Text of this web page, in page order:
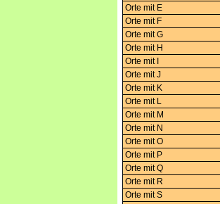
Orte mit E
Orte mit F
Orte mit G
Orte mit H
Orte mit I
Orte mit J
Orte mit K
Orte mit L
Orte mit M
Orte mit N
Orte mit O
Orte mit P
Orte mit Q
Orte mit R
Orte mit S